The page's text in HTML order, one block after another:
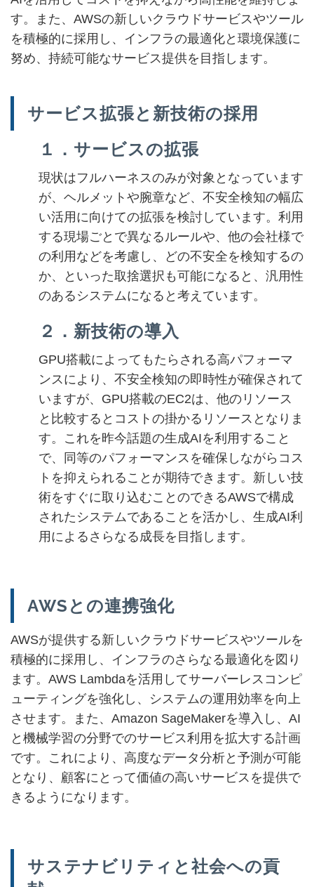
す。また、AWSの新しいクラウドサービスやツール
を積極的に採用し、インフラの最適化と環境保護に
努め、持続可能なサービス提供を目指します。
サービス拡張と新技術の採用
１．サービスの拡張
現状はフルハーネスのみが対象となっています
が、ヘルメットや腕章など、不安全検知の幅広
い活用に向けての拡張を検討しています。利用
する現場ごとで異なるルールや、他の会社様で
の利用などを考慮し、どの不安全を検知するの
か、といった取捨選択も可能になると、汎用性
のあるシステムになると考えています。
２ ．新技術の導入
GPU搭載によってもたらされる高パフォーマ
ンスにより、不安全検知の即時性が確保されて
いますが、GPU搭載のEC2は、他のリソース
と比較するとコストの掛かるリソースとなりま
す。これを昨今話題の生成AIを利用すること
で、同等のパフォーマンスを確保しながらコス
トを抑えられることが期待できます。新しい技
術をすぐに取り込むことのできるAWSで構成
されたシステムであることを活かし、生成AI利
用によるさらなる成長を目指します。
AWSとの連携強化
AWSが提供する新しいクラウドサービスやツールを
積極的に採用し、インフラのさらなる最適化を図り
ます。AWS Lambdaを活用してサーバーレスコンピ
ューティングを強化し、システムの運用効率を向上
させます。また、Amazon SageMakerを導入し、AI
と機械学習の分野でのサービス利用を拡大する計画
です。これにより、高度なデータ分析と予測が可能
となり、顧客にとって価値の高いサービスを提供で
きるようになります。
サステナビリティと社会への貢